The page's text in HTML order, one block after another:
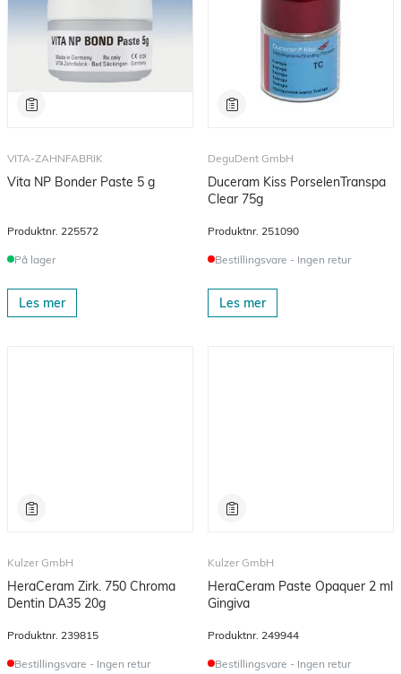
VITA-ZAHNFABRIK
Vita NP Bonder Paste 5 g
Produktnr. 225572
På lager
Les mer
DeguDent GmbH
Duceram Kiss PorselenTranspa
Clear 75g
Produktnr. 251090
Bestillingsvare - Ingen retur
Les mer
Kulzer GmbH
HeraCeram Zirk. 750 Chroma
Dentin DA35 20g
Produktnr. 239815
Bestillingsvare - Ingen retur
Kulzer GmbH
HeraCeram Paste Opaquer 2 ml
Gingiva
Produktnr. 249944
Bestillingsvare - Ingen retur